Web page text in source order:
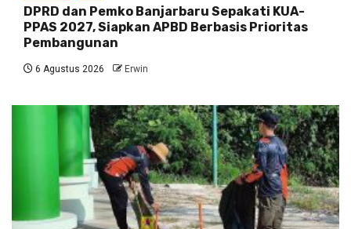
DPRD dan Pemko Banjarbaru Sepakati KUA-
PPAS 2027, Siapkan APBD Berbasis Prioritas
Pembangunan
6 Agustus 2026 Erwin